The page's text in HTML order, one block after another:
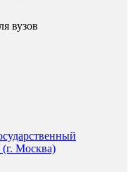
вузов
(г. Москва)